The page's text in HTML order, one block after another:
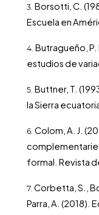
Borsotti, C.
Escuela en
Butragueño,
estudios de
Buttner, T.
la Sierra
Colom, A. J.
formal. Revista
Corbetta, S.,
Parra, A. (2018).